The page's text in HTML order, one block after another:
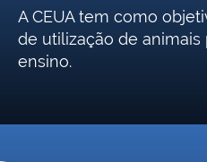
A CEUA tem como
de utilização de animais
ensino.